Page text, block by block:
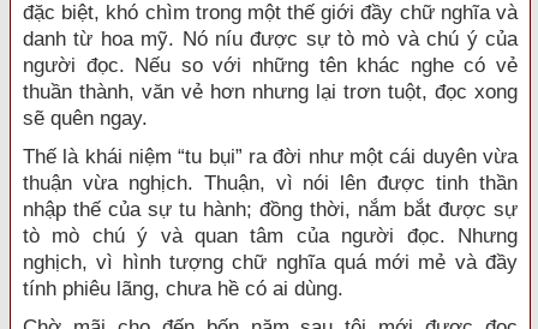
đặc biệt, khó chìm trong một thế giới đầy chữ nghĩa và
danh từ hoa mỹ. Nó níu được sự tò mò và chú ý của
người đọc. Nếu so với những tên khác nghe có vẻ
thuần thành, văn vẻ hơn nhưng lại trơn tuột, đọc xong
sẽ quên ngay.
Thế là khái niệm “tu bụi” ra đời như một cái duyên vừa
thuận vừa nghịch. Thuận, vì nói lên được tinh thần
nhập thế của sự tu hành; đồng thời, nắm bắt được sự
tò mò chú ý và quan tâm của người đọc. Nhưng
nghịch, vì hình tượng chữ nghĩa quá mới mẻ và đầy
tính phiêu lãng, chưa hề có ai dùng.